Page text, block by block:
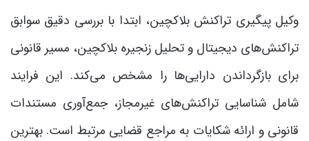
وکیل پیگیری تراکنش بلاکچین، ابتدا با بررسی دقیق سوابق
تراکنش‌های دیجیتال و تحلیل زنجیره بلاکچین، مسیر قانونی
برای بازگرداندن دارایی‌ها را مشخص می‌کند. این فرایند
شامل شناسایی تراکنش‌های غیرمجاز، جمع‌آوری مستندات
قانونی و ارائه شکایات به مراجع قضایی مرتبط است. بهترین